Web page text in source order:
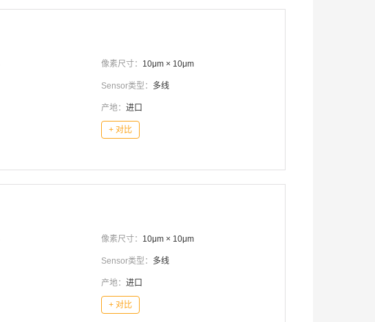
像素尺寸： 10μm × 10μm
Sensor类型： 多线
产地： 进口
+ 对比
像素尺寸： 10μm × 10μm
Sensor类型： 多线
产地： 进口
+ 对比